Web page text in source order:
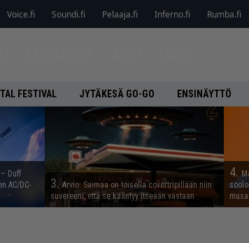
Voice.fi Soundi.fi Pelaaja.fi Inferno.fi Rumba.fi
FESTIVAL JYTÄKESÄ GO-GO ENSINÄYTTÖ
Duff
AC/DC-
3. Arvio: Saimaa on toisella covertripillään niin
suvereeni, että se kääntyy itseään vastaan
4.